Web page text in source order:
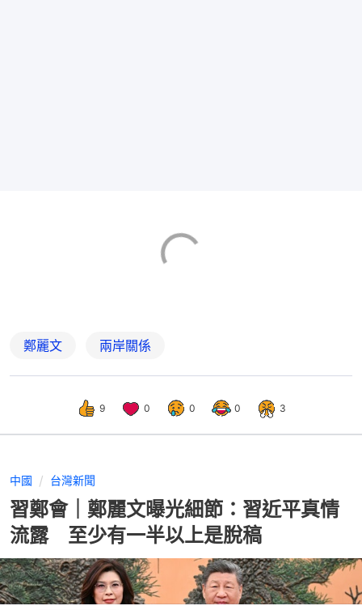
鄭麗文 兩岸關係
9 0 0 0 3
中國 台灣新聞
習鄭會｜鄭麗文曝光細節：習近平真情
流露 至少有一半以上是脫稿